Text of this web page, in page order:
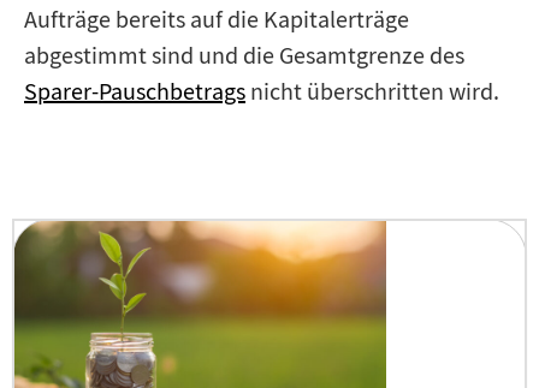
Aufträge bereits auf die Kapitalerträge
abgestimmt sind und die Gesamtgrenze des
Sparer-Pauschbetrags nicht überschritten wird.